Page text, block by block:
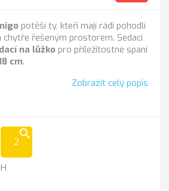
potěší ty, kteří mají rádi pohodlí
chytře řešeným prostorem. Sedací
na lůžko pro příležitostné spaní
cm.
Zobrazit celý popis
search
2